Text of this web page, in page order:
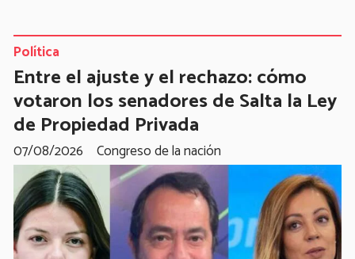
Entre el ajuste y el rechazo: cómo
votaron los senadores de Salta la Ley
de Propiedad Privada
Congreso de la nación
Política
07/08/2026